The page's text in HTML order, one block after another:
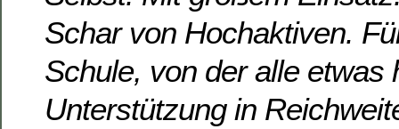
Schar von Hochaktiven.
Schule, von der alle etwas
Unterstützung in